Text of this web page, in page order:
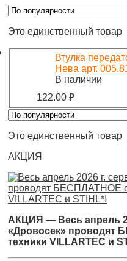
Это единственный товар
Втулка
Нева арт.
В наличии
122.00 ₽
Это единственный товар
АКЦИЯ
АКЦИЯ — Весь апрель
«Дровосек» проводят
техники VILLARTEC и